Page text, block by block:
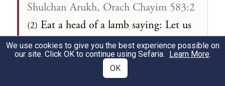
Shulchan Arukh, Orach Chayim 583:2
(2) Eat a head of a lamb saying: Let us
be as a head and not a tail. It is also a
remembrance of the ram of Isaac.
Rema: There are those who are careful
We use cookies to give you the best experience possible on
our site. Click OK to continue using Sefaria. Learn More.
OK